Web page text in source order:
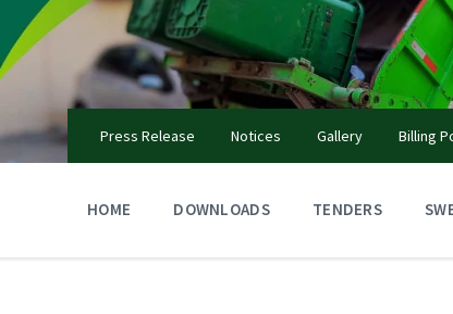
Press Release Notices Gallery Billing
HOME DOWNLOADS TENDERS